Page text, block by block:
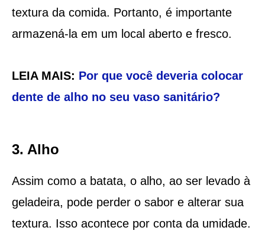
textura da comida. Portanto, é importante
armazená-la em um local aberto e fresco.
LEIA MAIS: Por que você deveria colocar
dente de alho no seu vaso sanitário?
3. Alho
Assim como a batata, o alho, ao ser levado à
geladeira, pode perder o sabor e alterar sua
textura. Isso acontece por conta da umidade.